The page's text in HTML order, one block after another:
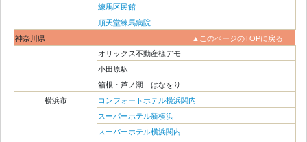
練馬区民館
順天堂練馬病院
▲このページのTOPに戻る
神奈川県
オリックス不動産様デモ
小田原駅
箱根・芦ノ湖 はなをり
横浜市
コンフォートホテル横浜関内
スーパーホテル新横浜
スーパーホテル横浜関内